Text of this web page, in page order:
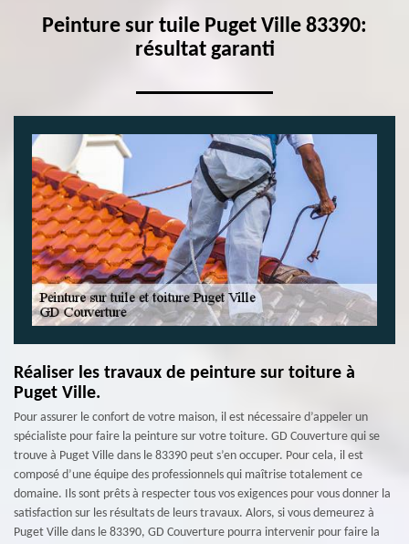
Peinture sur tuile Puget Ville 83390:
résultat garanti
Réaliser les travaux de peinture sur toiture à
Puget Ville.
Pour assurer le confort de votre maison, il est nécessaire d’appeler un
spécialiste pour faire la peinture sur votre toiture. GD Couverture qui se
trouve à Puget Ville dans le 83390 peut s’en occuper. Pour cela, il est
composé d’une équipe des professionnels qui maîtrise totalement ce
domaine. Ils sont prêts à respecter tous vos exigences pour vous donner la
satisfaction sur les résultats de leurs travaux. Alors, si vous demeurez à
Puget Ville dans le 83390, GD Couverture pourra intervenir pour faire la